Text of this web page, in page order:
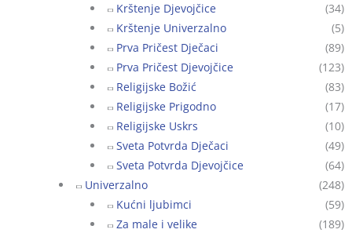
Krštenje Djevojčice
(34)
Krštenje Univerzalno
(5)
Prva Pričest Dječaci
(89)
Prva Pričest Djevojčice
(123)
Religijske Božić
(83)
Religijske Prigodno
(17)
Religijske Uskrs
(10)
Sveta Potvrda Dječaci
(49)
Sveta Potvrda Djevojčice
(64)
Univerzalno
(248)
Kućni ljubimci
(59)
Za male i velike
(189)